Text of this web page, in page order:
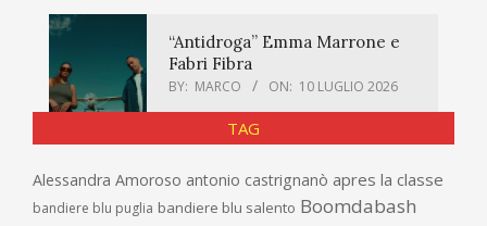
“Antidroga” Emma Marrone e
Fabri Fibra
BY: MARCO ON: 10 LUGLIO 2026
TAG
Alessandra Amoroso antonio castrignanò apres la classe
bandiere blu puglia bandiere blu salento Boomdabash